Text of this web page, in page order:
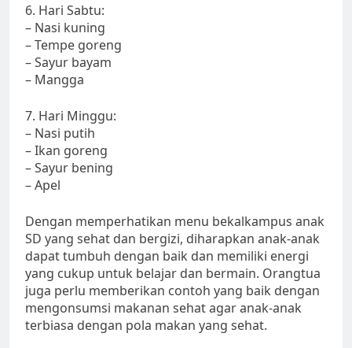
6. Hari Sabtu:
– Nasi kuning
– Tempe goreng
– Sayur bayam
– Mangga
7. Hari Minggu:
– Nasi putih
– Ikan goreng
– Sayur bening
– Apel
Dengan memperhatikan menu bekalkampus anak
SD yang sehat dan bergizi, diharapkan anak-anak
dapat tumbuh dengan baik dan memiliki energi
yang cukup untuk belajar dan bermain. Orangtua
juga perlu memberikan contoh yang baik dengan
mengonsumsi makanan sehat agar anak-anak
terbiasa dengan pola makan yang sehat.